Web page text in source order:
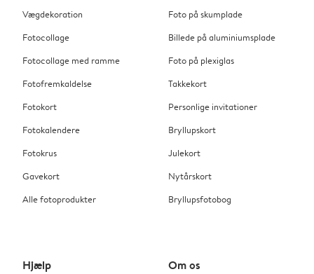
Vægdekoration
Fotocollage
Fotocollage med ramme
Fotofremkaldelse
Fotokort
Fotokalendere
Fotokrus
Gavekort
Alle fotoprodukter
Foto på skumplade
Billede på aluminiumsplade
Foto på plexiglas
Takkekort
Personlige invitationer
Bryllupskort
Julekort
Nytårskort
Bryllupsfotobog
Hjælp Om os